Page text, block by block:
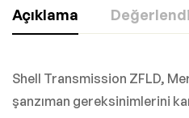
Açıklama
Shell Transmission ZFLD,
şanzıman gereksinimlerini